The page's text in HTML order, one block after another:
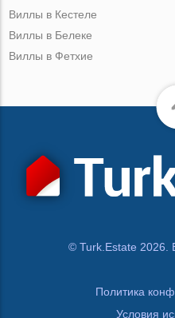
Виллы в Кестеле
Виллы в Белеке
Виллы в Фетхие
© Turk.Estate 2026.
Политика
Условия